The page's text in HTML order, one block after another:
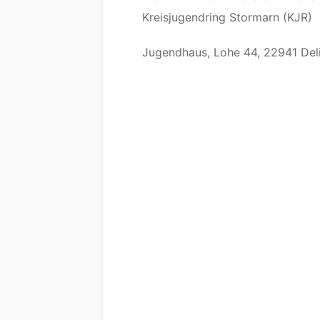
Kreisjugendring Stormarn (KJR)
Jugendhaus, Lohe 44, 22941